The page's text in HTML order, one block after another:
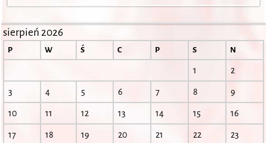
sierpień 2026
P W Ś C P S N
1 2
3 4 5 6 7 8 9
10 11 12 13 14 15 16
17 18 19 20 21 22 23